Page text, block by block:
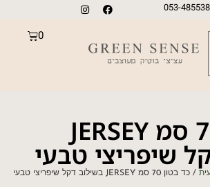
0
כד בטון 70 סמ JERSEY
שיפריצי טבעי
/ כד בטון 70 סמ JERSEY בשילוב דקל שיפריצי טבעי